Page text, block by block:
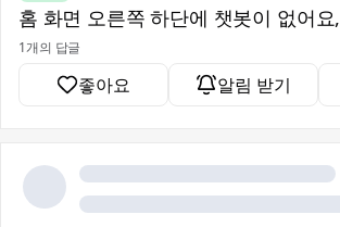
홈 화면 오른쪽 하단에 챗봇이 없어요,
1개의 답글
좋아요 알림 받기